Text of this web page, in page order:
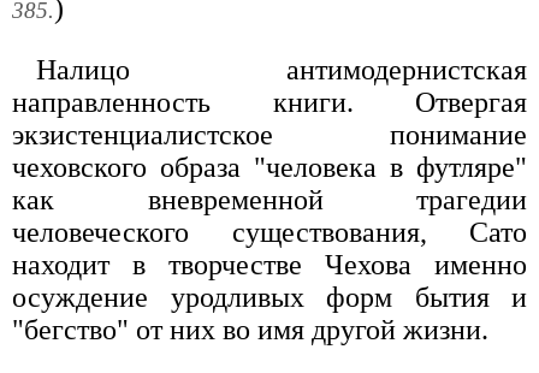
385.)
Налицо антимодернистская
направленность книги. Отвергая
экзистенциалистское понимание
чеховского образа "человека в футляре"
как вневременной трагедии
человеческого существования, Сато
находит в творчестве Чехова именно
осуждение уродливых форм бытия и
"бегство" от них во имя другой жизни.